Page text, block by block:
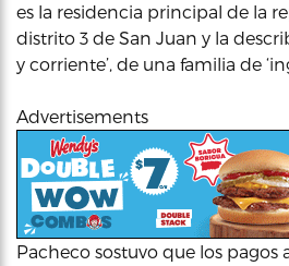
es la residencia principal de la
distrito 3 de San Juan y la
y corriente’, de una familia de
Advertisements
Pacheco sostuvo que los pagos